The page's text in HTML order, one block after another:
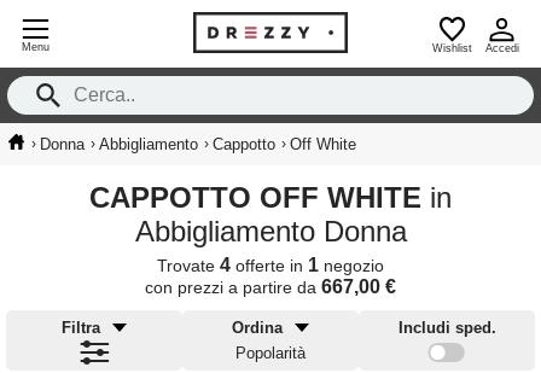
Menu Wishlist Accedi
› Donna › Abbigliamento › Cappotto › Off White
CAPPOTTO OFF WHITE in
Abbigliamento Donna
Trovate 4 offerte in 1 negozio
con prezzi a partire da 667,00 €
Filtra
Ordina
Popolarità
Includi sped.